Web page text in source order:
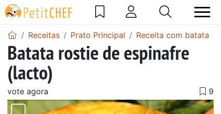
Receitas Prato Principal Receita com batata
Batata rostie de espinafre
(lacto)
vote agora